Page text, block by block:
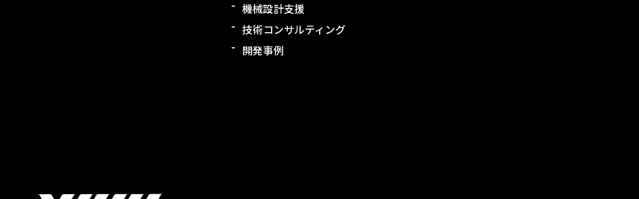
機械設計支援
技術コンサルティング
開発事例